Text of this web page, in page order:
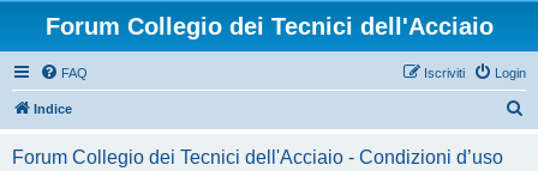
Forum Collegio dei Tecnici dell'Acciaio
FAQ Login
Iscriviti
Indice
Forum Collegio dei Tecnici dell'Acciaio - Condizioni d’uso